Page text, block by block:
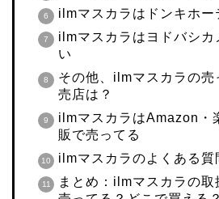
ilmマスカラはドンキホー
ilmマスカラはヨドバシカ
い
その他、ilmマスカラの売
売店は？
ilmマスカラはAmazon・
販で売ってる
ilmマスカラのよくある質
まとめ：ilmマスカラの